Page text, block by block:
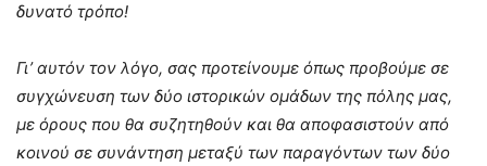
δυνατό τρόπο!
Γι’ αυτόν τον λόγο, σας προτείνουμε όπως προβούμε σε
συγχώνευση των δύο ιστορικών ομάδων της πόλης μας,
με όρους που θα συζητηθούν και θα αποφασιστούν από
κοινού σε συνάντηση μεταξύ των παραγόντων των δύο